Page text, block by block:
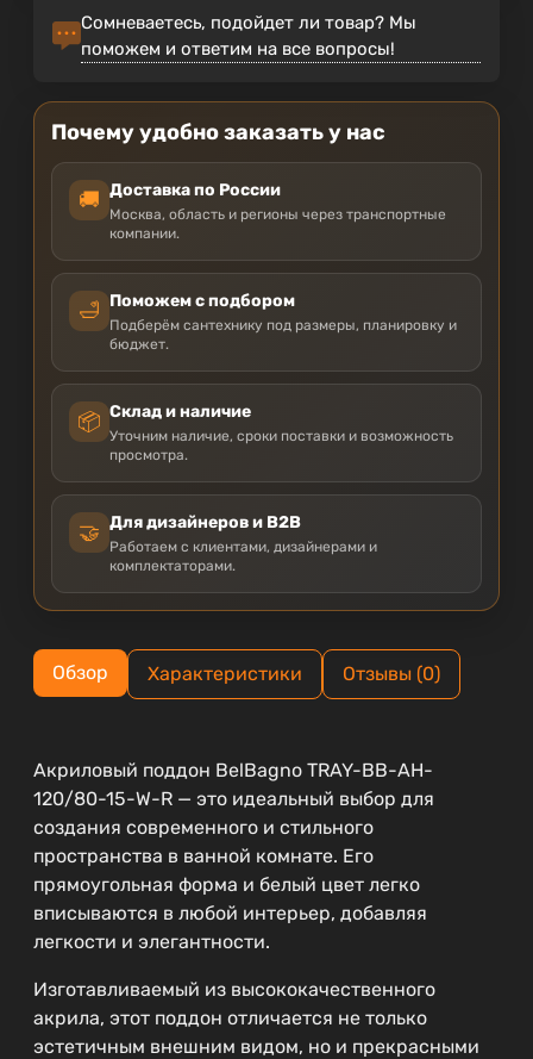
Сомневаетесь, подойдет ли товар? Мы
поможем и ответим на все вопросы!
Почему удобно заказать у нас
🚚 Доставка по России
Москва, область и регионы через транспортные
компании.
🛁 Поможем с подбором
Подберём сантехнику под размеры, планировку и
бюджет.
📦 Склад и наличие
Уточним наличие, сроки поставки и возможность
просмотра.
🤝 Для дизайнеров и B2B
Работаем с клиентами, дизайнерами и
комплектаторами.
Обзор Характеристики Отзывы (0)
Акриловый поддон BelBagno TRAY-BB-AH-
120/80-15-W-R — это идеальный выбор для
создания современного и стильного
пространства в ванной комнате. Его
прямоугольная форма и белый цвет легко
вписываются в любой интерьер, добавляя
легкости и элегантности.
Изготавливаемый из высококачественного
акрила, этот поддон отличается не только
эстетичным внешним видом, но и прекрасными